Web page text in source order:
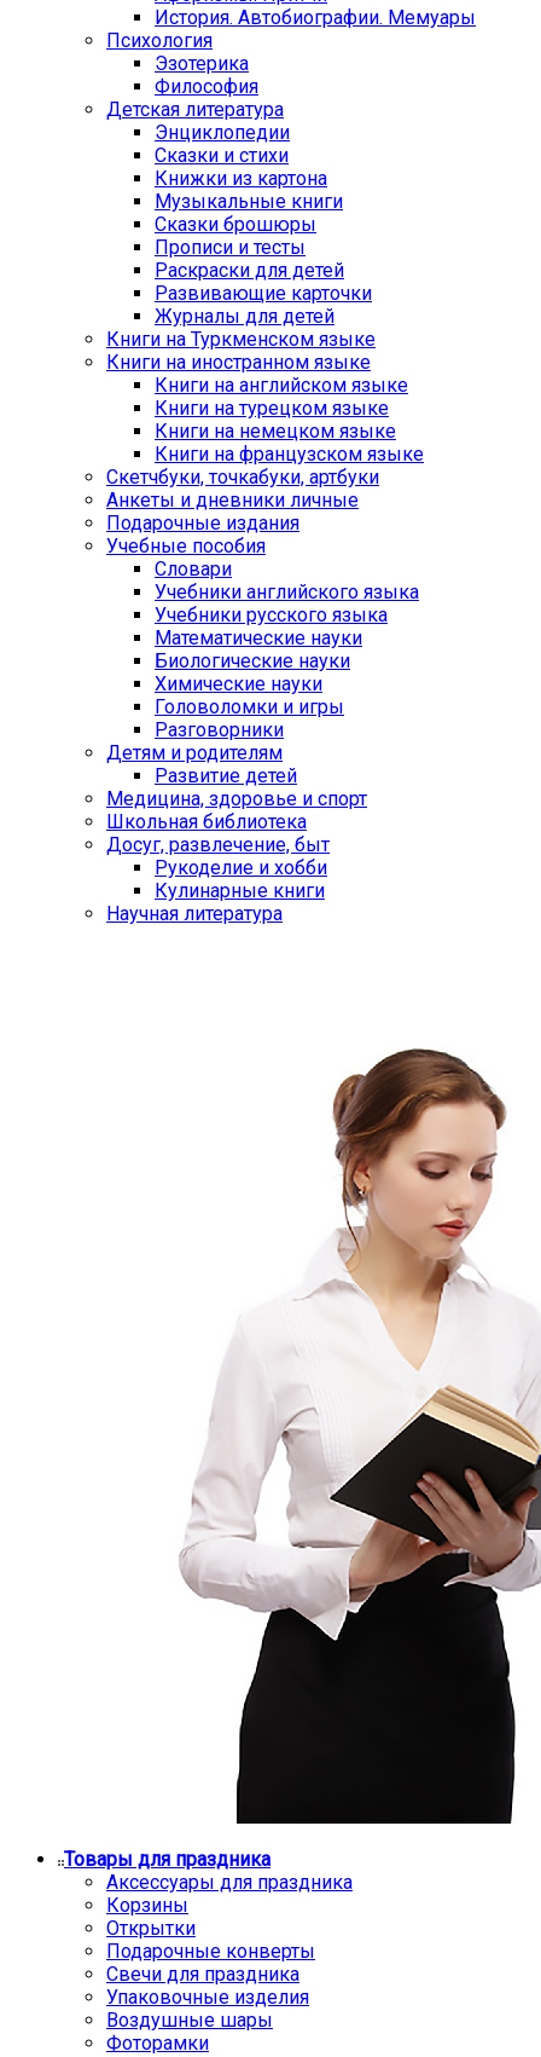
История. Автобиографии. Мемуары
Психология
Эзотерика
Философия
Детская литература
Энциклопедии
Сказки и стихи
Книжки из картона
Музыкальные книги
Сказки брошюры
Прописи и тесты
Раскраски для детей
Развивающие карточки
Журналы для детей
Книги на Туркменском языке
Книги на иностранном языке
Книги на английском языке
Книги на турецком языке
Книги на немецком языке
Книги на французском языке
Cкетчбуки, точкабуки, артбуки
Анкеты и дневники личные
Подарочные издания
Учебные пособия
Словари
Учебники английского языка
Учебники русского языка
Математические науки
Биологические науки
Химические науки
Головоломки и игры
Разговорники
Детям и родителям
Развитие детей
Медицина, здоровье и спорт
Школьная библиотека
Досуг, развлечение, быт
Рукоделие и хобби
Кулинарные книги
Научная литература
Товары для праздника
Аксессуары для праздника
Корзины
Открытки
Подарочные конверты
Свечи для праздника
Упаковочные изделия
Воздушные шары
Фоторамки